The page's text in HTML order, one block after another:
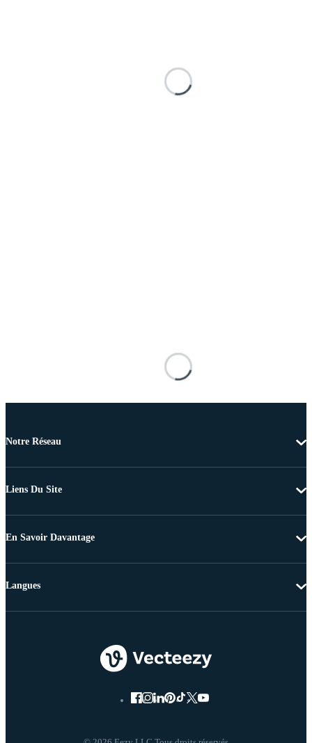
Notre Réseau
Liens Du Site
En Savoir Davantage
Langues